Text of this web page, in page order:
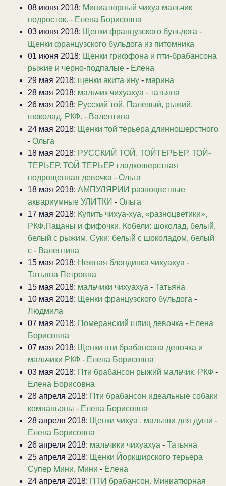
08 июня 2018: Миниатюрный чихуа мальчик
подросток. - Елена Борисовна
03 июня 2018: Щенки французского бульдога -
Щенки французского бульдога из питомника
01 июня 2018: Щенки гриффона и пти-брабансона
рыжие и черно-подпалые - Елена
29 мая 2018: щенки акита ину - марина
28 мая 2018: мальчик чихуахуа - татьяна
26 мая 2018: Русский той. Палевый, рыжий,
шоколад. РКФ. - Валентина
24 мая 2018: Щенки той терьера длинношерстного
- Ольга
18 мая 2018: РУССКИЙ ТОЙ. ТОЙТЕРЬЕР. ТОЙ-
ТЕРЬЕР. ТОЙ ТЕРЬЕР гладкошерстная
подрощенная девочка - Ольга
18 мая 2018: АМПУЛЯРИИ разноцветные
аквариумные УЛИТКИ - Ольга
17 мая 2018: Купить чихуа-хуа, «разноцветики»,
РКФ.Пацаны и фифочки. Кобели: шоколад, белый,
белый с рыжим. Суки: белый с шоколадом, белый
с - Валентина
15 мая 2018: Нежная блондинка чихуахуа -
Татьяна Петровна
15 мая 2018: мальчики чихуахуа - Татьяна
10 мая 2018: Щенки французского бульдога -
Людмила
07 мая 2018: Померанский шпиц девочка - Елена
Борисовна
07 мая 2018: Щенки пти брабансона девочка и
мальчики РКФ - Елена Борисовна
03 мая 2018: Пти брабансон рыжий мальчик. РКФ -
Елена Борисовна
28 апреля 2018: Пти брабансон идеальные собаки
компаньоны - Елена Борисовна
28 апреля 2018: Щенки чихуа . малыши для души -
Елена Борисовна
26 апреля 2018: мальчики чихуахуа - Татьяна
25 апреля 2018: Щенки Йоркширского терьера
Супер Мини, Мини - Елена
24 апреля 2018: ПТИ брабансон. Миниатюрная